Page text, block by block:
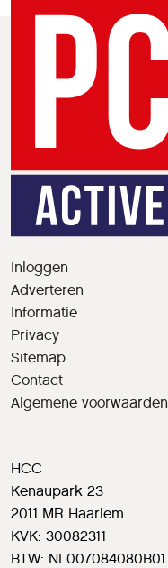
Inloggen
Adverteren
Informatie
Privacy
Sitemap
Contact
Algemene voorwaarden
HCC
Kenaupark 23
2011 MR Haarlem
KVK: 30082311
BTW: NL007084080B01